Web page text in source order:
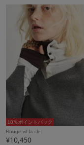
10％ポイントバック
Rouge vif la cle
¥10,450